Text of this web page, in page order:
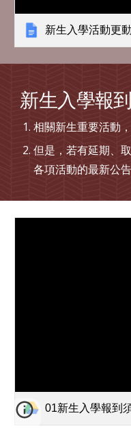
新生入學活動更
新生入學報
相關新生重要活動
但是，若有延期、
各項活動的最新公告
01新生入學報到